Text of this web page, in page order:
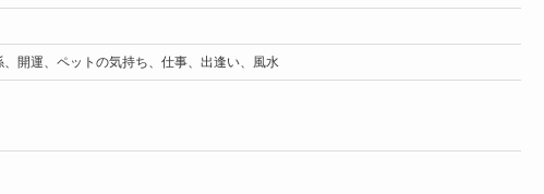
開運、ペットの気持ち、仕事、出逢い、風水